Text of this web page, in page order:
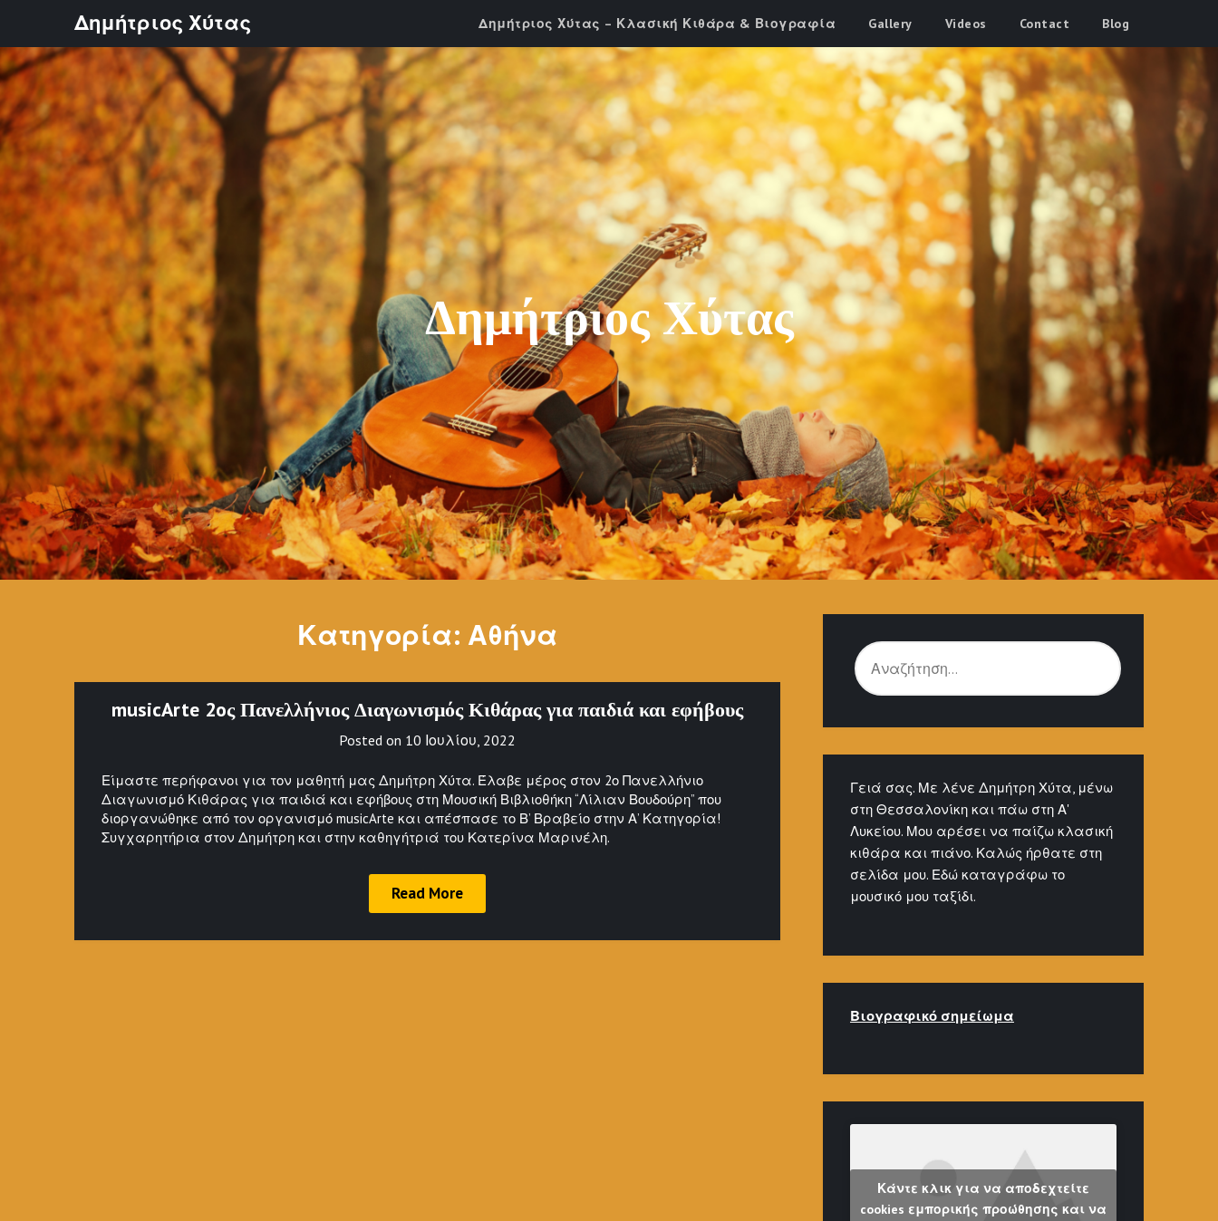
content
Δημήτριος Χύτας Δημήτριος Χύτας – Κλασική Κιθάρα & Βιογραφία Gallery Videos Contact Blog
Δημήτριος Χύτας
Κατηγορία: Αθήνα
musicArte 2oς Πανελλήνιος Διαγωνισμός Κιθάρας για παιδιά και εφήβους
Posted on 10 Ιουλίου, 2022
Είμαστε περήφανοι για τον μαθητή μας Δημήτρη Χύτα. Έλαβε μέρος στον 2ο Πανελλήνιο
Διαγωνισμό Κιθάρας για παιδιά και εφήβους στη Μουσική Βιβλιοθήκη “Λίλιαν Βουδούρη” που
διοργανώθηκε από τον οργανισμό musicArte και απέσπασε το Β’ Βραβείο στην Α’ Κατηγορία!
Συγχαρητήρια στον Δημήτρη και στην καθηγήτριά του Κατερίνα Μαρινέλη.
Read More
ΑΝΑΖΉΤΗΣΗ
ΓΙΑ:
Γειά σας. Με λένε Δημήτρη Χύτα, μένω
στη Θεσσαλονίκη και πάω στη Α'
Λυκείου. Μου αρέσει να παίζω κλασική
κιθάρα και πιάνο. Καλώς ήρθατε στη
σελίδα μου. Εδώ καταγράφω το
μουσικό μου ταξίδι.
Βιογραφικό σημείωμα
Κάντε κλικ για να αποδεχτείτε
cookies εμπορικής προώθησης και να